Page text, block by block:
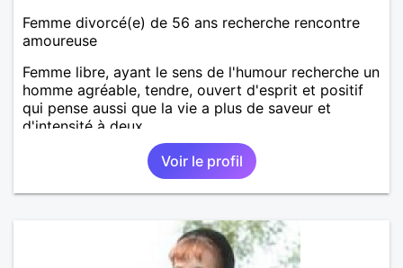
Femme divorcé(e) de 56 ans recherche rencontre
amoureuse
Femme libre, ayant le sens de l'humour recherche un
homme agréable, tendre, ouvert d'esprit et positif
qui pense aussi que la vie a plus de saveur et
d'intensité à deux.
Voir le profil